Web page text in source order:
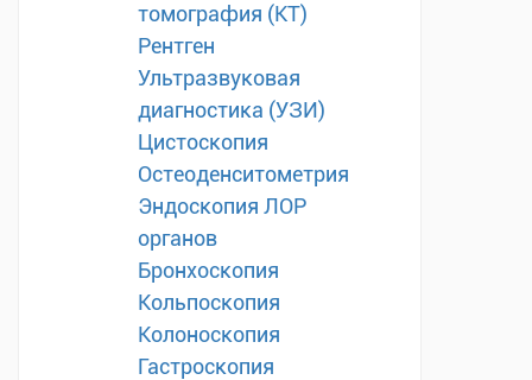
томография (КТ)
Рентген
Ультразвуковая
диагностика (УЗИ)
Цистоскопия
Остеоденситометрия
Эндоскопия ЛОР
органов
Бронхоскопия
Кольпоскопия
Колоноскопия
Гастроскопия